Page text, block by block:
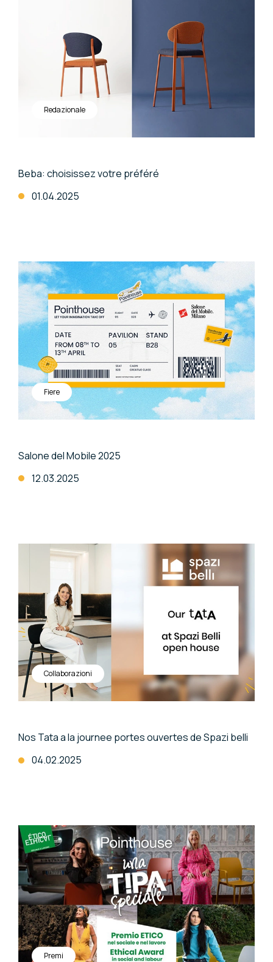
Redazionale
Beba: choisissez votre préféré
01.04.2025
Fiere
Salone del Mobile 2025
12.03.2025
Collaborazioni
Nos Tata a la journee portes ouvertes de Spazi belli
04.02.2025
Premi